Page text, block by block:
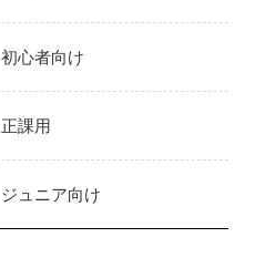
初心者向け
正課用
ジュニア向け